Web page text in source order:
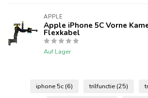
APPLE
Apple iPhone 5C Vorne
Flexkabel
Auf Lager
iphone 5c (6) trilfunctie (25)